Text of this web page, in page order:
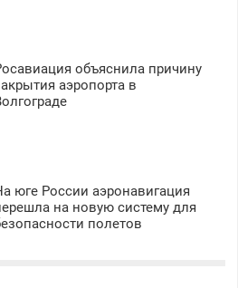
объяснила причину
аэропорта в
юге России аэронавигация
на новую систему для
полетов